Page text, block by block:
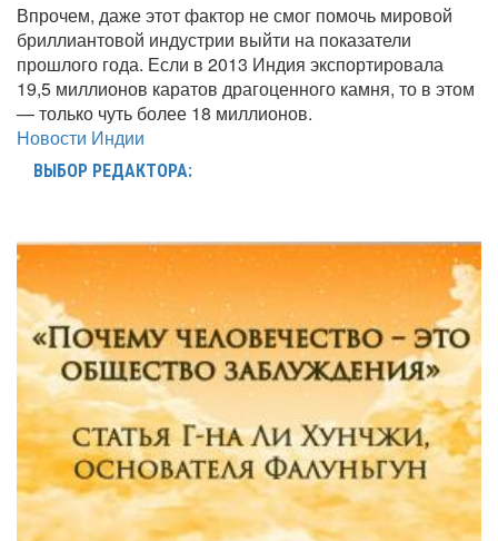
Впрочем, даже этот фактор не смог помочь мировой
бриллиантовой индустрии выйти на показатели
прошлого года. Если в 2013 Индия экспортировала
19,5 миллионов каратов драгоценного камня, то в этом
— только чуть более 18 миллионов.
Новости Индии
ВЫБОР РЕДАКТОРА: